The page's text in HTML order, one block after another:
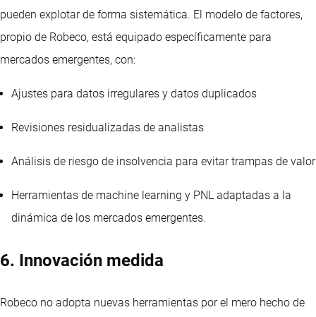
pueden explotar de forma sistemática. El modelo de factores,
propio de Robeco, está equipado específicamente para
mercados emergentes, con:
Ajustes para datos irregulares y datos duplicados
Revisiones residualizadas de analistas
Análisis de riesgo de insolvencia para evitar trampas de valor
Herramientas de machine learning y PNL adaptadas a la
dinámica de los mercados emergentes.
6. Innovación medida
Robeco no adopta nuevas herramientas por el mero hecho de